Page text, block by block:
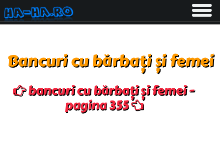
Toggle
Bancuri cu bărbați și femei
bancuri cu bărbați și femei -
pagina 355